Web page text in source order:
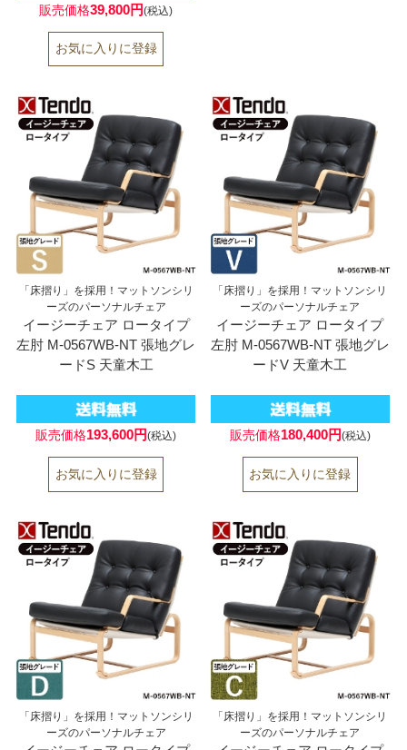
販売価格39,800円(税込)
「床摺り」を採用！マットソンシリ
ーズのパーソナルチェア
イージーチェア ロータイプ
左肘 M-0567WB-NT 張地グレ
ードS 天童木工
販売価格193,600円(税込)
「床摺り」を採用！マットソンシリ
ーズのパーソナルチェア
イージーチェア ロータイプ
左肘 M-0567WB-NT 張地グレ
ードV 天童木工
販売価格180,400円(税込)
「床摺り」を採用！マットソンシリ
ーズのパーソナルチェア
「床摺り」を採用！マットソンシリ
ーズのパーソナルチェア